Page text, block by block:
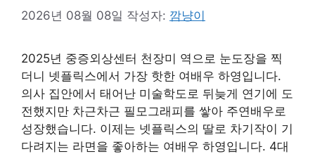
2026년 08월 08일 작성자: 깜냥이
2025년 중증외상센터 천장미 역으로 눈도장을 찍
더니 넷플릭스에서 가장 핫한 여배우 하영입니다.
의사 집안에서 태어난 미술학도로 뒤늦게 연기에 도
전했지만 차근차근 필모그래피를 쌓아 주연배우로
성장했습니다. 이제는 넷플릭스의 딸로 차기작이 기
다려지는 라면을 좋아하는 여배우 하영입니다. 4대